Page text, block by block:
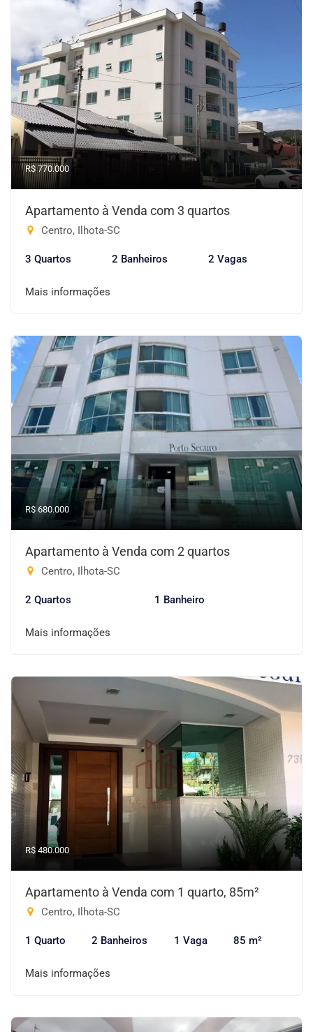
R$ 770.000
Apartamento à Venda com 3 quartos
Centro, Ilhota-SC
3 Quartos 2 Banheiros 2 Vagas
Mais informações
R$ 680.000
Apartamento à Venda com 2 quartos
Centro, Ilhota-SC
2 Quartos 1 Banheiro
Mais informações
R$ 480.000
Apartamento à Venda com 1 quarto, 85m²
Centro, Ilhota-SC
1 Quarto 2 Banheiros 1 Vaga 85 m²
Mais informações